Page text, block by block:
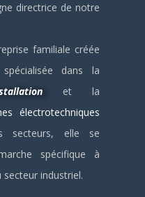
directrice de notre
familiale créée
dans la
et la
électrotechniques
secteurs, elle se
spécifique à
industriel.